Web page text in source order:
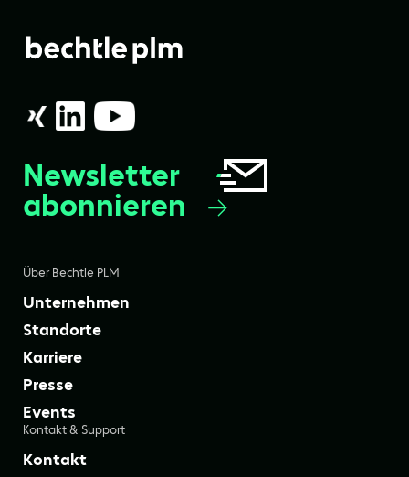
Über Bechtle PLM
Unternehmen
Standorte
Karriere
Presse
Events
Kontakt & Support
Kontakt
Newsletter
abonnieren